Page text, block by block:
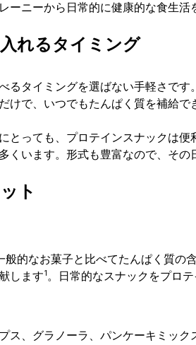
ーニーから日常的に健康的な食生
れるタイミング
るタイミングを選ばない手軽さで
けで、いつでもたんぱく質を補給で
とっても、プロテインスナックは
くいます。形式も豊富なので、その
ト
的なお菓子と比べてたんぱく質の
します1 。日常的なスナックをプロ
ス、グラノーラ、パンケーキミッ